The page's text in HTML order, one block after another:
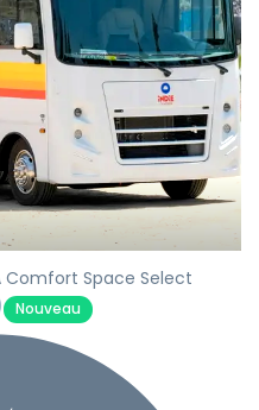
Comfort Space Select
Nouveau